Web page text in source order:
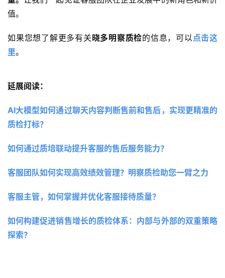
值。
如果您想了解更多有关晓多明察质检的信息，可以 点击这
里。
延展阅读：
AI大模型如何通过聊天内容判断售前和售后，实现更精准的
质检打标？
如何通过质培联动提升客服的售后服务能力？
客服团队如何实现高效绩效管理？明察质检助您一臂之力
客服主管，如何掌握并优化客服接待质量？
如何构建促进销售增长的质检体系：内部与外部的双重策略
探索？